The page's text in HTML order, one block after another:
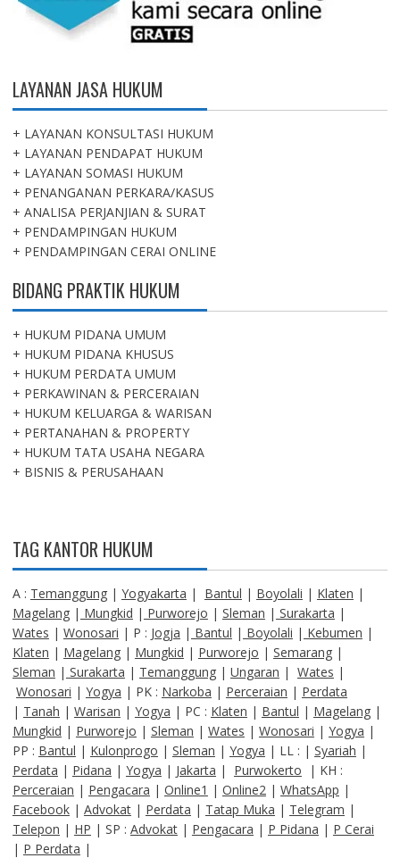
LAYANAN JASA HUKUM
+ LAYANAN KONSULTASI HUKUM
+ LAYANAN PENDAPAT HUKUM
+ LAYANAN SOMASI HUKUM
+ PENANGANAN PERKARA/KASUS
+ ANALISA PERJANJIAN & SURAT
+ PENDAMPINGAN HUKUM
+ PENDAMPINGAN CERAI ONLINE
BIDANG PRAKTIK HUKUM
+ HUKUM PIDANA UMUM
+ HUKUM PIDANA KHUSUS
+ HUKUM PERDATA UMUM
+ PERKAWINAN & PERCERAIAN
+ HUKUM KELUARGA & WARISAN
+ PERTANAHAN & PROPERTY
+ HUKUM TATA USAHA NEGARA
+ BISNIS & PERUSAHAAN
TAG KANTOR HUKUM
A : Temanggung| Yogyakarta | Bantul | Boyolali | Klaten |
Magelang| Mungkid | Purworejo | Sleman | Surakarta |
Wates | Wonosari | P : Jogja | Bantul | Boyolali | Kebumen |
Klaten | Magelang| Mungkid | Purworejo | Semarang|
Sleman | Surakarta | Temanggung| Ungaran | Wates |
Wonosari | Yogya | PK : Narkoba | Perceraian | Perdata
| Tanah | Warisan | Yogya | PC : Klaten | Bantul | Magelang|
Mungkid | Purworejo | Sleman | Wates | Wonosari | Yogya |
PP : Bantul | Kulonprogo | Sleman | Yogya | LL : | Syariah |
Perdata | Pidana | Yogya | Jakarta | Purwokerto | KH :
Perceraian | Pengacara | Online1 | Online2| WhatsApp |
Facebook| Advokat| Perdata | Tatap Muka | Telegram |
Telepon | HP | SP : Advokat| Pengacara | P Pidana | P Cerai
| P Perdata |